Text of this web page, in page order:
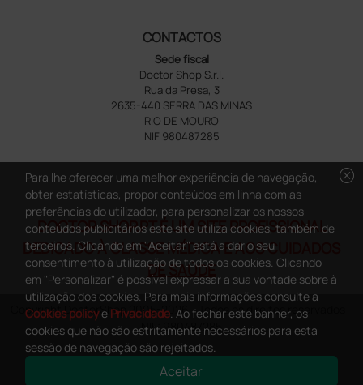
CONTACTOS
Sede fiscal
Doctor Shop S.r.l.
Rua da Presa, 3
2635-440 SERRA DAS MINAS
RIO DE MOURO
NIF 980487285
DOCTOR SHOP.PT É UM SITE PROFISSIONAL
DEDICADO À CLASSE MÉDICA E AOS CUIDADOS
DE SAÚDE
Copyright DoctorShop 2005-2026 - Todos os direitos reservados -
NIF: 980487285
cancel
Para lhe oferecer uma melhor experiência de navegação,
obter estatísticas, propor conteúdos em linha com as
preferências do utilizador, para personalizar os nossos
conteúdos publicitários este site utiliza cookies, também de
terceiros. Clicando em "Aceitar" está a dar o seu
consentimento à utilização de todos os cookies. Clicando
em "Personalizar" é possível expressar a sua vontade sobre à
utilização dos cookies. Para mais informações consulte a
Cookies policye Privacidade. Ao fechar este banner, os
cookies que não são estritamente necessários para esta
sessão de navegação são rejeitados.
Aceitar